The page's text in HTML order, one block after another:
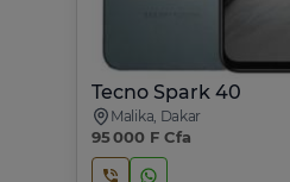
Tecno Spark 40
Malika, Dakar
95 000 F Cfa